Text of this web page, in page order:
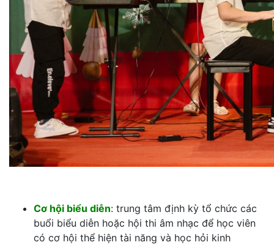
Cơ hội biểu diễn: trung tâm định kỳ tổ chức các
buổi biểu diễn hoặc hội thi âm nhạc để học viên
có cơ hội thể hiện tài năng và học hỏi kinh